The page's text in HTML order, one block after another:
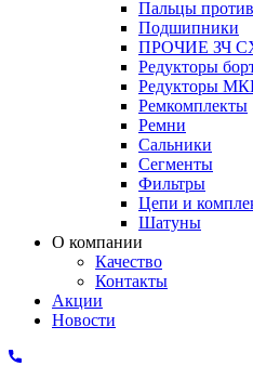
Пальцы
Подшипники
ПРОЧИЕ ЗЧ
Редукторы
Редукторы
Ремкомплекты
Ремни
Сальники
Сегменты
Фильтры
Цепи и
Шатуны
О компании
Качество
Контакты
Акции
Новости